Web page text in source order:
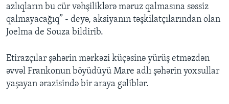
azlıqların bu cür vəhşiliklərə məruz qalmasına səssiz
qalmayacağıq” - deyə, aksiyanın təşkilatçılarından olan
Joelma de Souza bildirib.
Etirazçılar şəhərin mərkəzi küçəsinə yürüş etməzdən
əvvəl Frankonun böyüdüyü Mare adlı şəhərin yoxsullar
yaşayan ərazisində bir araya gəliblər.